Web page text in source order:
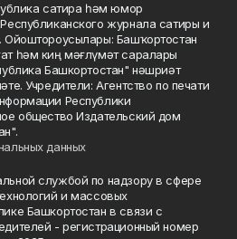
сатира һәм юмор
журнала сатиры и
Башҡортостан
һәм киң мәғлүмәт саралары
Башкортостан" нәшриәт
Учредители: Агентство по печати
Республики
общество Издательский дом
данных
службой по надзору в сфере
и массовых
Башкортостан в связи с
- регистрационный номер